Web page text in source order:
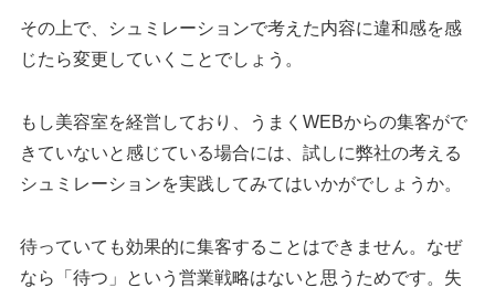
その上で、シュミレーションで考えた内容に違和感を感
じたら変更していくことでしょう。
もし美容室を経営しており、うまくWEBからの集客がで
きていないと感じている場合には、試しに弊社の考える
シュミレーションを実践してみてはいかがでしょうか。
待っていても効果的に集客することはできません。なぜ
なら「待つ」という営業戦略はないと思うためです。失